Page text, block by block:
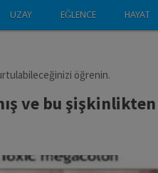
UZAY EĞLENCE HAYAT
öğrenin.
ve bu şişkinlikten